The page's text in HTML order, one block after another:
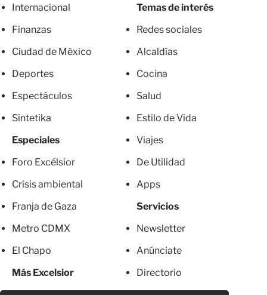
Internacional
Finanzas
Ciudad de México
Deportes
Espectáculos
Sintetika
Especiales
Foro Excélsior
Crisis ambiental
Franja de Gaza
Metro CDMX
El Chapo
Más Excelsior
Temas de interés
Redes sociales
Alcaldías
Cocina
Salud
Estilo de Vida
Viajes
De Utilidad
Apps
Servicios
Newsletter
Anúnciate
Directorio